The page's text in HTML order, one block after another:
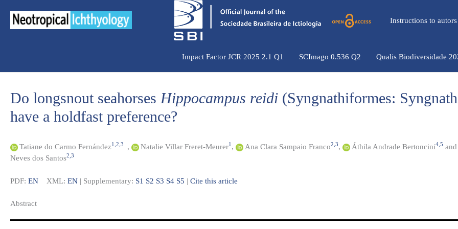
para
Instructions to
Impact Factor JCR 2025 2.1 Q1 SCImago 0.536 Q2 Qualis Biodiversidade
Do longsnout seahorses Hippocampus reidi (Syngnathiformes:
have a holdfast preference?
Tatiane do Carmo Fernández1,2,3 , Natalie Villar Freret-Meurer1 , Ana Clara Sampaio Franco2,3, Áthila Andrade Bertoncini4,5 and
Neves dos Santos2,3
PDF: EN XML: EN | Supplementary: S1 S2 S3 S4 S5 | Cite this article
Abstract​